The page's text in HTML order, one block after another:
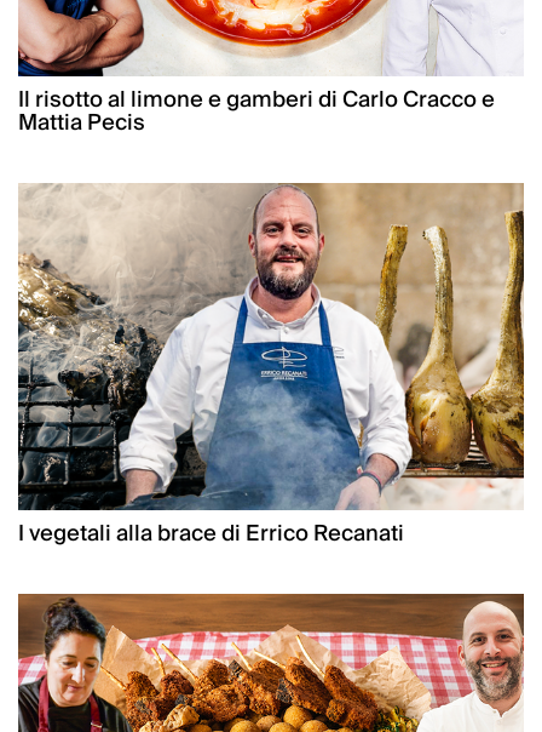
Il risotto al limone e gamberi di Carlo Cracco e
Mattia Pecis
I vegetali alla brace di Errico Recanati